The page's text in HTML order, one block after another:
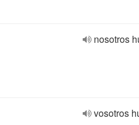
nosotros
vosotros